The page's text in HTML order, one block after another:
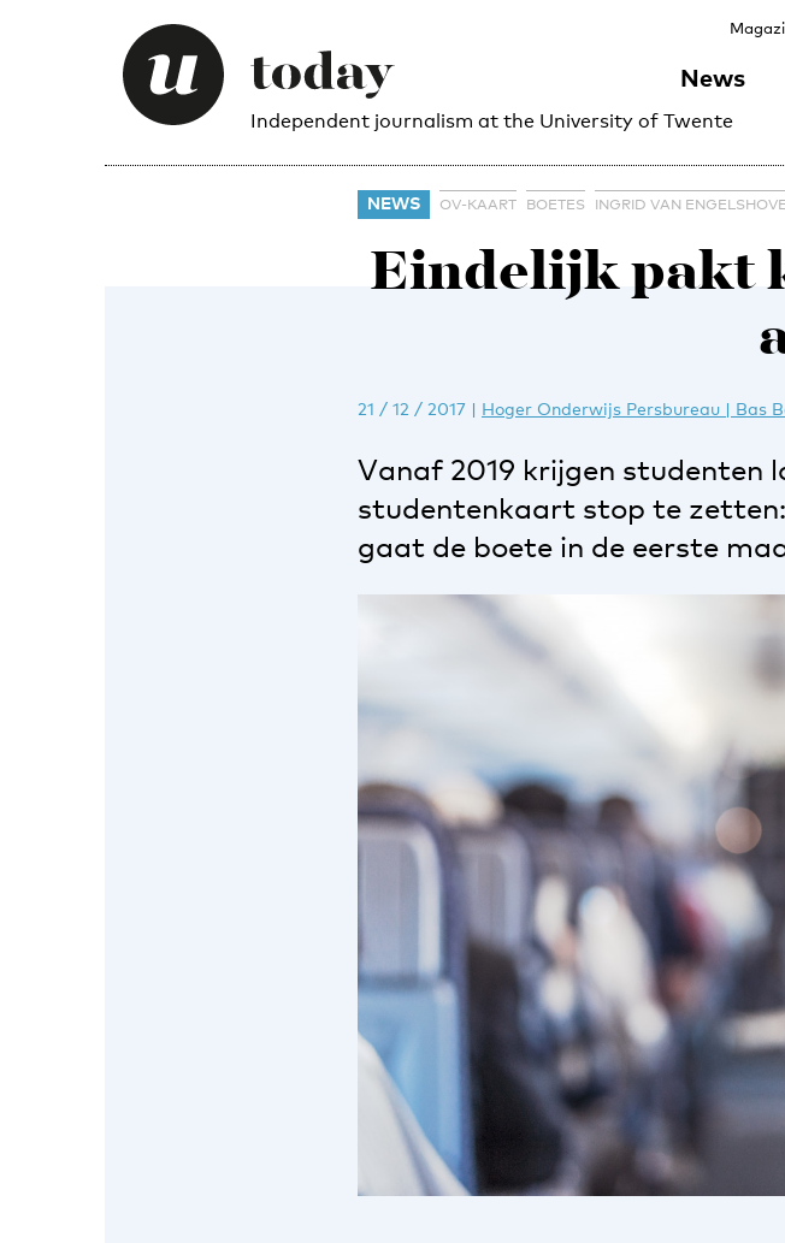
Independent journalism at the University of Twente
News
NEWS OV-KAART BOETES INGRID VAN
Eindelijk pakt
21 / 12 / 2017 | Hoger Onderwijs Persbureau | Bas
Vanaf 2019 krijgen studenten
studentenkaart stop te
gaat de boete in de eerste